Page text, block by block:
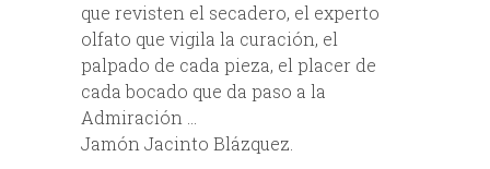
que revisten el secadero, el experto
olfato que vigila la curación, el
palpado de cada pieza, el placer de
cada bocado que da paso a la
Admiración …
Jamón Jacinto Blázquez.